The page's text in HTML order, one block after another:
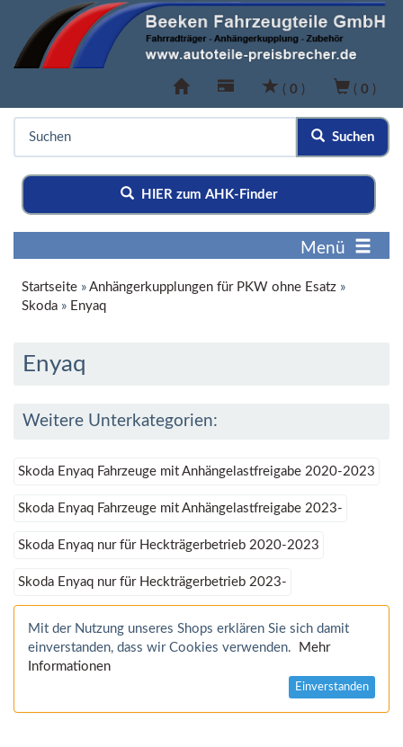
( 0 ) ( 0 )
Suchen
HIER zum AHK-Finder
Menü
Startseite » Anhängerkupplungen für PKW ohne Esatz »
Skoda » Enyaq
Enyaq
Weitere Unterkategorien:
Skoda Enyaq Fahrzeuge mit Anhängelastfreigabe 2020-2023
Skoda Enyaq Fahrzeuge mit Anhängelastfreigabe 2023-
Skoda Enyaq nur für Heckträgerbetrieb 2020-2023
Skoda Enyaq nur für Heckträgerbetrieb 2023-
Mit der Nutzung unseres Shops erklären Sie sich damit
einverstanden, dass wir Cookies verwenden.
Mehr
Informationen
Einverstanden